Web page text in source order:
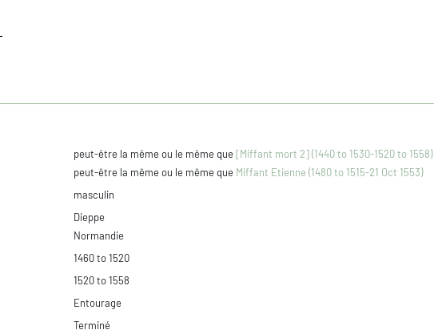
peut-être la même ou le même que[Miffant mort 2] (1440 to 1530-1520 to 1558)
peut-être la même ou le même que Miffant Etienne (1480 to 1515-21 Oct 1553)
masculin
Dieppe
Normandie
1460 to 1520
1520 to 1558
Entourage
Terminé